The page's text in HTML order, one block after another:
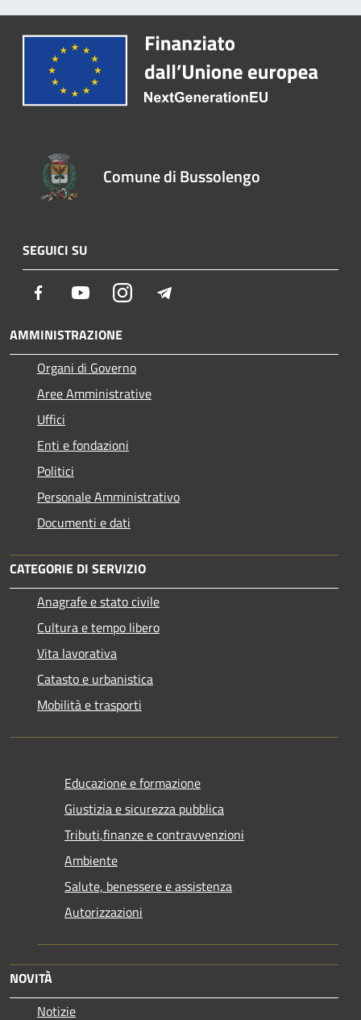
Comune di Bussolengo
SEGUICI SU
Facebook YoutubeInstagram
AMMINISTRAZIONE
Organi di Governo
Aree Amministrative
Uffici
Enti e fondazioni
Politici
Personale Amministrativo
Documenti e dati
CATEGORIE DI SERVIZIO
Anagrafe e stato civile
Cultura e tempo libero
Vita lavorativa
Catasto e urbanistica
Mobilità e trasporti
Educazione e formazione
Giustizia e sicurezza pubblica
Tributi,finanze e contravvenzioni
Ambiente
Salute, benessere e assistenza
Autorizzazioni
NOVITÀ
Notizie